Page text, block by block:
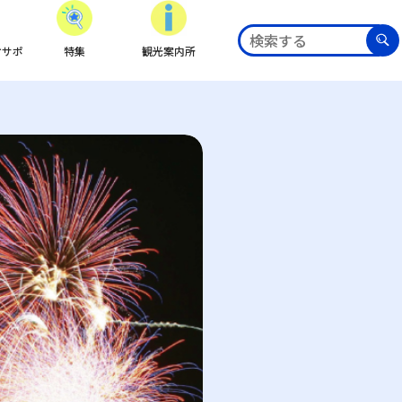
ポ 特集 観光案内所